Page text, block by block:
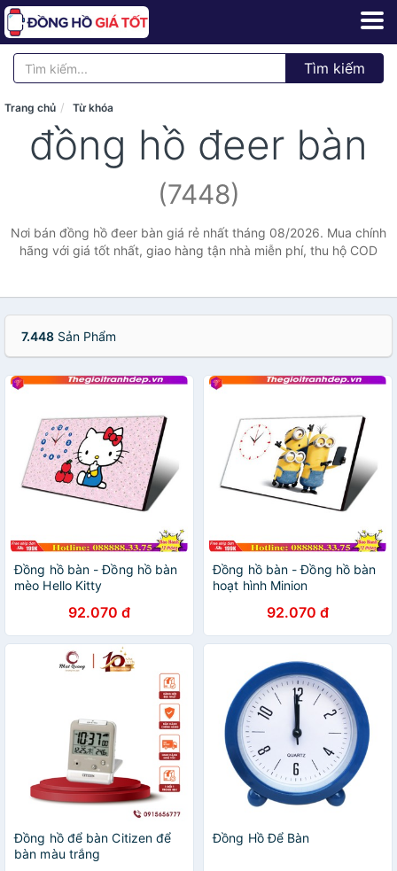
Tìm kiếm
Trang chủ Từ khóa
đồng hồ đeer bàn
(7448)
Nơi bán đồng hồ đeer bàn giá rẻ nhất tháng 08/2026. Mua chính
hãng với giá tốt nhất, giao hàng tận nhà miễn phí, thu hộ COD
7.448 Sản Phẩm
Đồng hồ bàn - Đồng hồ bàn
mèo Hello Kitty
92.070 đ
Đồng hồ bàn - Đồng hồ bàn
hoạt hình Minion
92.070 đ
Đồng hồ để bàn Citizen để
bàn màu trắng
Đồng Hồ Để Bàn